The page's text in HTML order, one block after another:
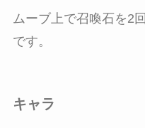
ムーブ上で召喚石を2
です。
キャラ